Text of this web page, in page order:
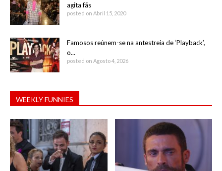
agita fãs
posted on Abril 15, 2020
Famosos reúnem-se na antestreia de ‘Playback’,
o...
posted on Agosto 4, 2026
WEEKLY FUNNIES